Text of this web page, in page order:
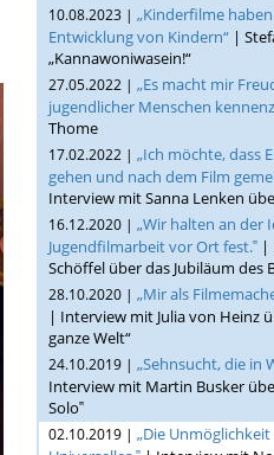
10.08.2023 |„Kinderfilme
Entwicklung von Kindern“ |
„Kannawoniwasein!“
27.05.2022 |„Es macht mir
jugendlicher Menschen
Thome
17.02.2022 |„Ich möchte, dass
gehen und nach dem Film
Interview mit Sanna Lenken
16.12.2020 |„Wir halten an der
Jugendfilmarbeit vor Ort fest.‟ |
Schöffel über das Jubiläum des
28.10.2020 |„Mir als
| Interview mit Julia von Heinz
ganze Welt“
24.10.2019 |„Sehnsucht, die in
Interview mit Martin Busker
Solo‟
02.10.2019 |„Die